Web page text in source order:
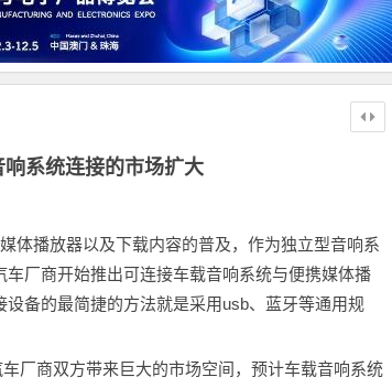
系统连接的市场扩大
体播放器以及下载内容的普及，作为独立型音响系
厂商开始推出可连接车载音响系统与便携媒体播
备的最简捷的方法就是采用usb、蓝牙等通用规
商双方带来巨大的市场空间，预计车载音响系统